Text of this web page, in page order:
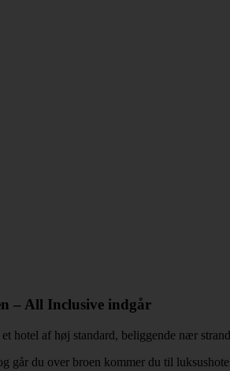
– All Inclusive indgår
hotel af høj standard, beliggende nær
går du over broen kommer du til